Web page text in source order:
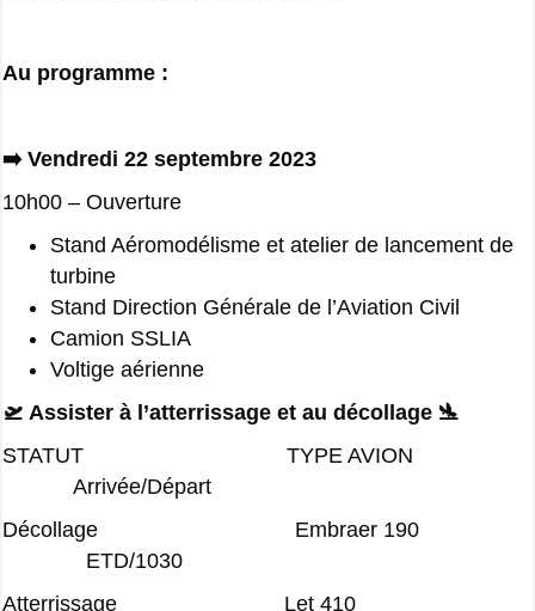
Au programme :
➡️ Vendredi 22 septembre 2023
10h00 – Ouverture
Stand Aéromodélisme et atelier de lancement de
turbine
Stand Direction Générale de l’Aviation Civil
Camion SSLIA
Voltige aérienne
🛫 Assister à l’atterrissage et au décollage 🛬
STATUT TYPE AVION
Arrivée/Départ
Décollage Embraer 190
ETD/1030
Atterrissage Let 410